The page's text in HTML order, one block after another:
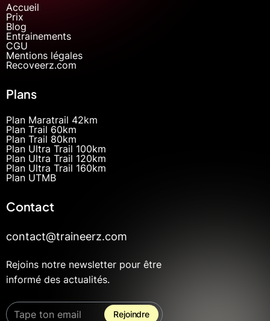
Accueil
Prix
Blog
Entrainements
CGU
Mentions légales
Recoveerz.com
Plans
Plan Maratrail 42km
Plan Trail 60km
Plan Trail 80km
Plan Ultra Trail 100km
Plan Ultra Trail 120km
Plan Ultra Trail 160km
Plan UTMB
Contact
contact@traineerz.com
Rejoins notre newsletter pour être
informé des actualités.